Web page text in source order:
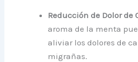
Reducción de Dolor de
aroma de la menta
aliviar los dolores de
migrañas.